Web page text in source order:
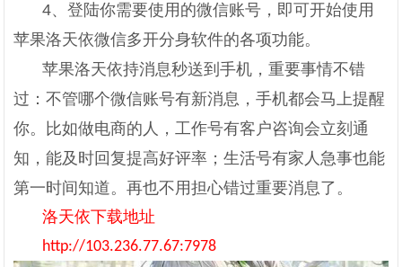
4、登陆你需要使用的微信账号，即可开始使用
苹果洛天依微信多开分身软件的各项功能。
苹果洛天依持消息秒送到手机，重要事情不错
过：不管哪个微信账号有新消息，手机都会马上提醒
你。比如做电商的人，工作号有客户咨询会立刻通
知，能及时回复提高好评率；生活号有家人急事也能
第一时间知道。再也不用担心错过重要消息了。
洛天依下载地址
http://103.236.77.67:7978